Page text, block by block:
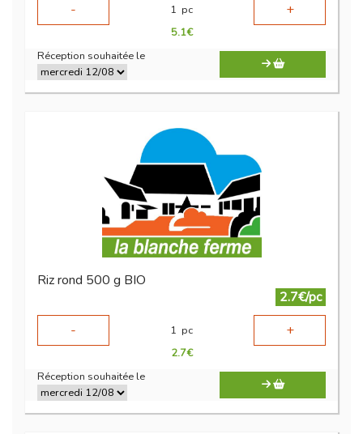
-
1 pc +
5.1€
Réception souhaitée le
Riz rond 500 g BIO
2.7€/pc
-
1 pc +
2.7€
Réception souhaitée le